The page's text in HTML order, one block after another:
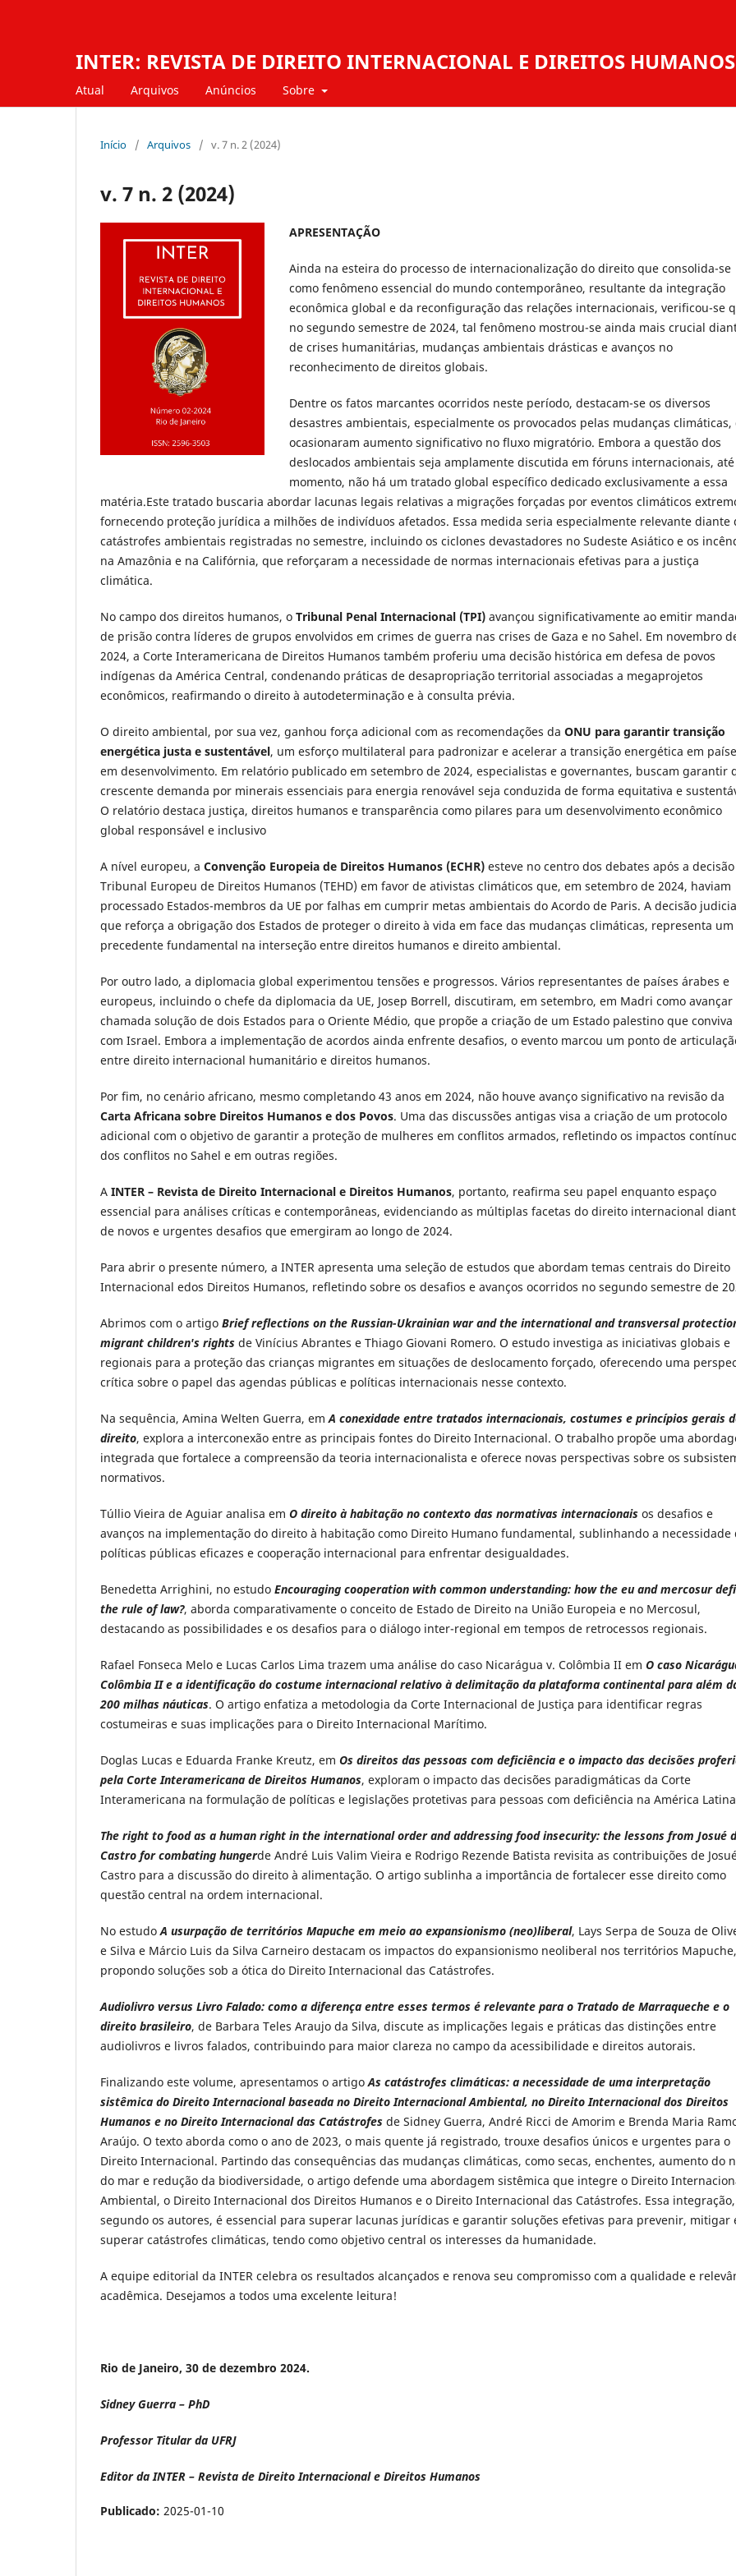
INTER: REVISTA DE DIREITO INTERNACIONAL E DIREITOS
Atual Arquivos Anúncios Sobre
Início / Arquivos / v. 7 n. 2 (2024)
v. 7 n. 2 (2024)
APRESENTAÇÃO
Ainda na esteira do processo de internacionalização do direito que consolida-se
como fenômeno essencial do mundo contemporâneo, resultante da integração
econômica global e da reconfiguração das relações internacionais, verificou-se
no segundo semestre de 2024, tal fenômeno mostrou-se ainda mais crucial
de crises humanitárias, mudanças ambientais drásticas e avanços no
reconhecimento de direitos globais.
Dentre os fatos marcantes ocorridos neste período, destacam-se os diversos
desastres ambientais, especialmente os provocados pelas mudanças climáticas,
ocasionaram aumento significativo no fluxo migratório. Embora a questão dos
deslocados ambientais seja amplamente discutida em fóruns internacionais,
momento, não há um tratado global específico dedicado exclusivamente a essa
matéria.Este tratado buscaria abordar lacunas legais relativas a migrações forçadas por eventos climáticos
fornecendo proteção jurídica a milhões de indivíduos afetados. Essa medida seria especialmente relevante diante
catástrofes ambientais registradas no semestre, incluindo os ciclones devastadores no Sudeste Asiático e os
na Amazônia e na Califórnia, que reforçaram a necessidade de normas internacionais efetivas para a justiça
climática.
No campo dos direitos humanos, o Tribunal Penal Internacional (TPI) avançou significativamente ao emitir
de prisão contra líderes de grupos envolvidos em crimes de guerra nas crises de Gaza e no Sahel. Em novembro
2024, a Corte Interamericana de Direitos Humanos também proferiu uma decisão histórica em defesa de povos
indígenas da América Central, condenando práticas de desapropriação territorial associadas a megaprojetos
econômicos, reafirmando o direito à autodeterminação e à consulta prévia.
O direito ambiental, por sua vez, ganhou força adicional com as recomendações da ONU para garantir transição
energética justa e sustentável, um esforço multilateral para padronizar e acelerar a transição energética em
em desenvolvimento. Em relatório publicado em setembro de 2024, especialistas e governantes, buscam garantir
crescente demanda por minerais essenciais para energia renovável seja conduzida de forma equitativa e
O relatório destaca justiça, direitos humanos e transparência como pilares para um desenvolvimento econômico
global responsável e inclusivo
A nível europeu, a Convenção Europeia de Direitos Humanos (ECHR) esteve no centro dos debates após a
Tribunal Europeu de Direitos Humanos (TEHD) em favor de ativistas climáticos que, em setembro de 2024, haviam
processado Estados-membros da UE por falhas em cumprir metas ambientais do Acordo de Paris. A decisão
que reforça a obrigação dos Estados de proteger o direito à vida em face das mudanças climáticas, representa um
precedente fundamental na interseção entre direitos humanos e direito ambiental.
Por outro lado, a diplomacia global experimentou tensões e progressos. Vários representantes de países árabes e
europeus, incluindo o chefe da diplomacia da UE, Josep Borrell, discutiram, em setembro, em Madri como avançar
chamada solução de dois Estados para o Oriente Médio, que propõe a criação de um Estado palestino que conviva
com Israel. Embora a implementação de acordos ainda enfrente desafios, o evento marcou um ponto de
entre direito internacional humanitário e direitos humanos.
Por fim, no cenário africano, mesmo completando 43 anos em 2024, não houve avanço significativo na revisão da
Carta Africana sobre Direitos Humanos e dos Povos. Uma das discussões antigas visa a criação de um protocolo
adicional com o objetivo de garantir a proteção de mulheres em conflitos armados, refletindo os impactos
dos conflitos no Sahel e em outras regiões.
A INTER – Revista de Direito Internacional e Direitos Humanos, portanto, reafirma seu papel enquanto espaço
essencial para análises críticas e contemporâneas, evidenciando as múltiplas facetas do direito internacional
de novos e urgentes desafios que emergiram ao longo de 2024.
Para abrir o presente número, a INTER apresenta uma seleção de estudos que abordam temas centrais do Direito
Internacional edos Direitos Humanos, refletindo sobre os desafios e avanços ocorridos no segundo semestre de
Abrimos com o artigo Brief reflections on the Russian-Ukrainian war and the international and transversal
migrant children's rights de Vinícius Abrantes e Thiago Giovani Romero. O estudo investiga as iniciativas globais e
regionais para a proteção das crianças migrantes em situações de deslocamento forçado, oferecendo uma
crítica sobre o papel das agendas públicas e políticas internacionais nesse contexto.
Na sequência, Amina Welten Guerra, emA conexidade entre tratados internacionais, costumes e princípios gerais
direito, explora a interconexão entre as principais fontes do Direito Internacional. O trabalho propõe uma
integrada que fortalece a compreensão da teoria internacionalista e oferece novas perspectivas sobre os
normativos.
Túllio Vieira de Aguiar analisa em O direito à habitação no contexto das normativas internacionais os desafios e
avanços na implementação do direito à habitação como Direito Humano fundamental, sublinhando a necessidade
políticas públicas eficazes e cooperação internacional para enfrentar desigualdades.
Benedetta Arrighini, no estudo Encouraging cooperation with common understanding: how the eu and mercosur
the rule of law?, aborda comparativamente o conceito de Estado de Direito na União Europeia e no Mercosul,
destacando as possibilidades e os desafios para o diálogo inter-regional em tempos de retrocessos regionais.
Rafael Fonseca Melo e Lucas Carlos Lima trazem uma análise do caso Nicarágua v. Colômbia II em O caso
Colômbia II e a identificação do costume internacional relativo à delimitação da plataforma continental para além
200 milhas náuticas. O artigo enfatiza a metodologia da Corte Internacional de Justiça para identificar regras
costumeiras e suas implicações para o Direito Internacional Marítimo.
Doglas Lucas e Eduarda Franke Kreutz, em Os direitos das pessoas com deficiência e o impacto das decisões
pela Corte Interamericana de Direitos Humanos, exploram o impacto das decisões paradigmáticas da Corte
Interamericana na formulação de políticas e legislações protetivas para pessoas com deficiência na América
The right to food as a human right in the international order and addressing food insecurity: the lessons from Josué
Castro for combating hungerde André Luis Valim Vieira e Rodrigo Rezende Batista revisita as contribuições de
Castro para a discussão do direito à alimentação. O artigo sublinha a importância de fortalecer esse direito como
questão central na ordem internacional.
No estudoA usurpação de territórios Mapuche em meio ao expansionismo (neo)liberal, Lays Serpa de Souza de
e Silva e Márcio Luis da Silva Carneiro destacam os impactos do expansionismo neoliberal nos territórios Mapuche,
propondo soluções sob a ótica do Direito Internacional das Catástrofes.
Audiolivro versus Livro Falado: como a diferença entre esses termos é relevante para o Tratado de Marraqueche e o
direito brasileiro, de Barbara Teles Araujo da Silva, discute as implicações legais e práticas das distinções entre
audiolivros e livros falados, contribuindo para maior clareza no campo da acessibilidade e direitos autorais.
Finalizando este volume, apresentamos o artigoAs catástrofes climáticas: a necessidade de uma interpretação
sistêmica do Direito Internacional baseada no Direito Internacional Ambiental, no Direito Internacional dos Direitos
Humanos e no Direito Internacional das Catástrofes de Sidney Guerra, André Ricci de Amorim e Brenda Maria
Araújo. O texto aborda como o ano de 2023, o mais quente já registrado, trouxe desafios únicos e urgentes para o
Direito Internacional. Partindo das consequências das mudanças climáticas, como secas, enchentes, aumento do
do mar e redução da biodiversidade, o artigo defende uma abordagem sistêmica que integre o Direito
Ambiental, o Direito Internacional dos Direitos Humanos e o Direito Internacional das Catástrofes. Essa integração,
segundo os autores, é essencial para superar lacunas jurídicas e garantir soluções efetivas para prevenir, mitigar
superar catástrofes climáticas, tendo como objetivo central os interesses da humanidade.
A equipe editorial da INTER celebra os resultados alcançados e renova seu compromisso com a qualidade e
acadêmica. Desejamos a todos uma excelente leitura!
Rio de Janeiro, 30 de dezembro 2024.
Sidney Guerra – PhD
Professor Titular da UFRJ
Editor da INTER – Revista de Direito Internacional e Direitos Humanos
Publicado: 2025-01-10